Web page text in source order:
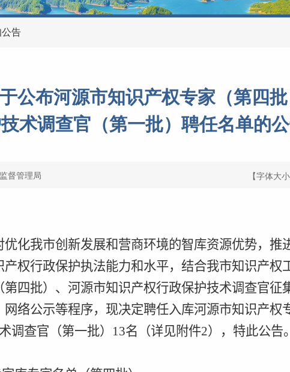
告
公布河源市知识产权专家（第四
术调查官（第一批）聘任名单的公
督管理局 【字体大小
化我市创新发展和营商环境的智库资源优势，推
权行政保护执法能力和水平，结合我市知识产权
四批）、河源市知识产权行政保护技术调查官征
络公示等程序，现决定聘任入库河源市知识产权
调查官（第一批） 13名（详见附件2），特此公告。